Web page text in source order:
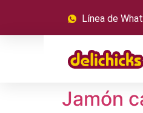
Línea de
Jamón